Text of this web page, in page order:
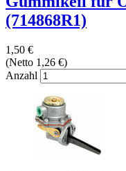
(714868R1)
1,50 €
(Netto 1,26 €)
Anzahl